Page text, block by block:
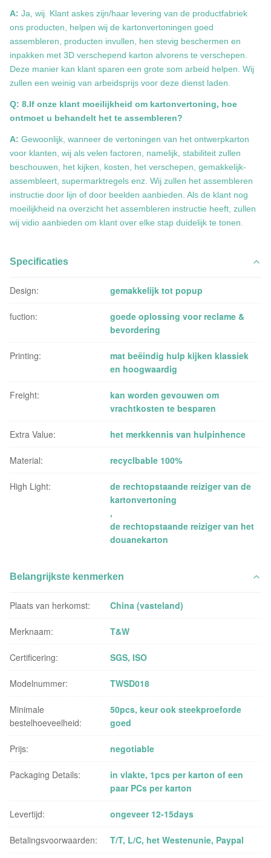
A: Ja, wij. Klant askes zijn/haar levering van de productfabriek
ons producten, helpen wij de kartonvertoningen goed
assembleren, producten invullen, hen stevig beschermen en
inpakken met 3D verschepend karton alvorens te verschepen.
Deze manier kan klant sparen een grote som arbeid helpen. Wij
zullen een weinig van arbeidsprijs voor deze dienst laden.
Q: 8.If onze klant moeilijkheid om kartonvertoning, hoe
ontmoet u behandelt het te assembleren?
A: Gewoonlijk, wanneer de vertoningen van het ontwerpkarton
voor klanten, wij als velen factoren, namelijk, stabiliteit zullen
beschouwen, het kijken, kosten, het verschepen, gemakkelijk-
assembleert, supermarktregels enz. Wij zullen het assembleren
instructie door lijn of door beelden aanbieden. Als de klant nog
moeilijkheid na overzicht het assembleren instructie heeft, zullen
wij vidio aanbieden om klant over elke stap duidelijk te tonen.
Specificaties
Design: gemakkelijk tot popup
fuction:
goede oplossing voor reclame &
bevordering
Printing:
mat beëindig hulp kijken klassiek
en hoogwaardig
Freight:
kan worden gevouwen om
vrachtkosten te besparen
Extra Value: het merkkennis van hulpinhence
Material: recyclbable 100%
High Light:
de rechtopstaande reiziger van de
kartonvertoning
,
de rechtopstaande reiziger van het
douanekarton
Belangrijkste kenmerken
Plaats van herkomst: China (vasteland)
Merknaam: T&W
Certificering: SGS, ISO
Modelnummer: TWSD018
Minimale
bestelhoeveelheid:
50pcs, keur ook steekproeforde
goed
Prijs: negotiable
Packaging Details:
in vlakte, 1pcs per karton of een
paar PCs per karton
Levertijd: ongeveer 12-15days
Betalingsvoorwaarden: T/T, L/C, het Westenunie, Paypal